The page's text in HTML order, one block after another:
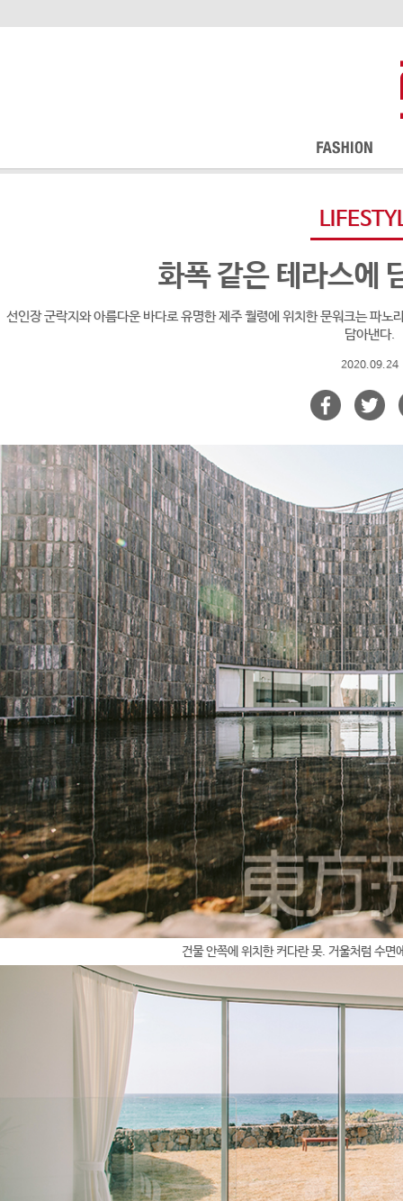
화폭 같은 테라스에
선인장 군락지와 아름다운 바다로 유명한 제주 월령에 위치한 문워크는 파
담아낸다.
2020.09.24
건물 안쪽에 위치한 커다란 못. 거울처럼 수면